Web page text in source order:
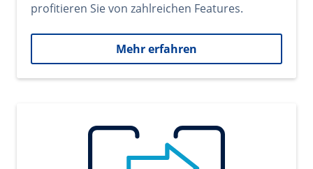
profitieren Sie von zahlreichen Features.
Mehr erfahren